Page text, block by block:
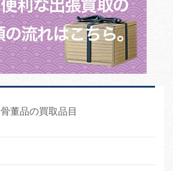
骨董品の買取品目